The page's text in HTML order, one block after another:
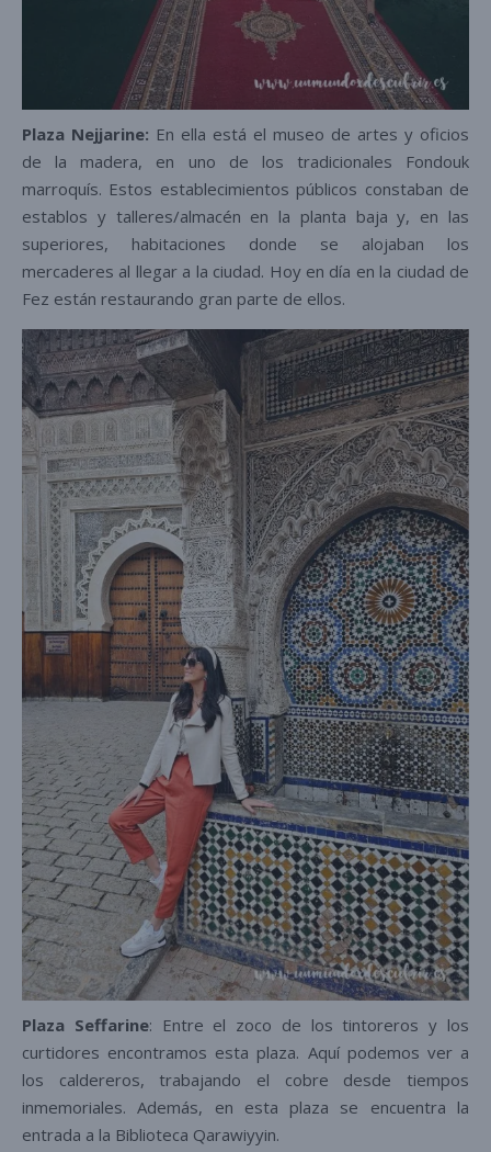
Plaza Nejjarine: En ella está el museo de artes y oficios
de la madera, en uno de los tradicionales Fondouk
marroquís. Estos establecimientos públicos constaban de
establos y talleres/almacén en la planta baja y, en las
superiores, habitaciones donde se alojaban los
mercaderes al llegar a la ciudad. Hoy en día en la ciudad de
Fez están restaurando gran parte de ellos.
Plaza Seffarine: Entre el zoco de los tintoreros y los
curtidores encontramos esta plaza. Aquí podemos ver a
los caldereros, trabajando el cobre desde tiempos
inmemoriales. Además, en esta plaza se encuentra la
entrada a la Biblioteca Qarawiyyin.